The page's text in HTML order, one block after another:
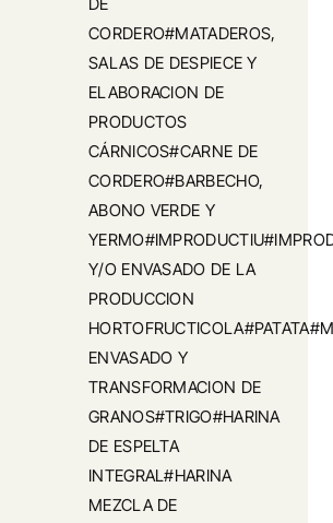
CORDERO#MATADEROS,
SALAS DE DESPIECE Y
ELABORACION DE
PRODUCTOS
CÁRNICOS#CARNE DE
CORDERO#BARBECHO,
ABONO VERDE Y
Y/O ENVASADO DE LA
PRODUCCION
ENVASADO Y
TRANSFORMACION DE
GRANOS#TRIGO#HARINA
DE ESPELTA
INTEGRAL#HARINA
MEZCLA DE